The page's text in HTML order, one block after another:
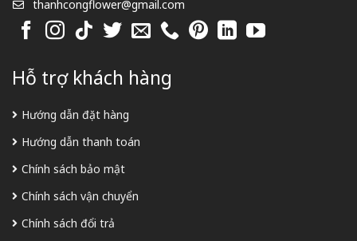
thanhcongflower@gmail.com
Hỗ trợ khách hàng
Hướng dẫn đặt hàng
Hướng dẫn thanh toán
Chính sách bảo mật
Chính sách vận chuyển
Chính sách đổi trả